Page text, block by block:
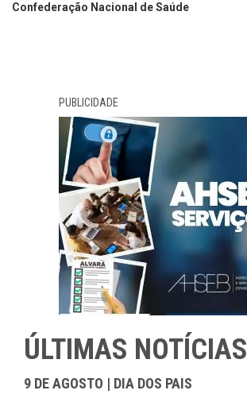
Confederação Nacional de Saúde
PUBLICIDADE
ÚLTIMAS NOTÍCIAS
9 DE AGOSTO | DIA DOS PAIS